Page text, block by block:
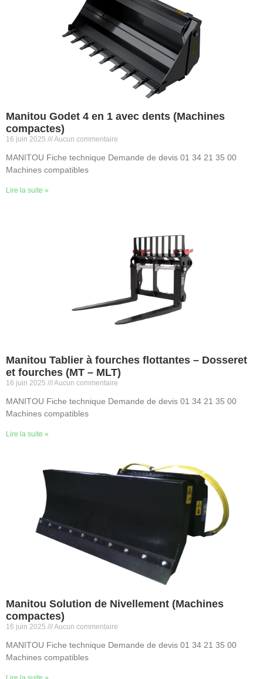
Manitou Godet 4 en 1 avec dents (Machines
compactes)
16 juin 2025 Aucun commentaire
MANITOU Fiche technique Demande de devis 01 34 21 35 00
Machines compatibles
Lire la suite »
Manitou Tablier à fourches flottantes – Dosseret
et fourches (MT – MLT)
16 juin 2025 Aucun commentaire
MANITOU Fiche technique Demande de devis 01 34 21 35 00
Machines compatibles
Lire la suite »
Manitou Solution de Nivellement (Machines
compactes)
16 juin 2025 Aucun commentaire
MANITOU Fiche technique Demande de devis 01 34 21 35 00
Machines compatibles